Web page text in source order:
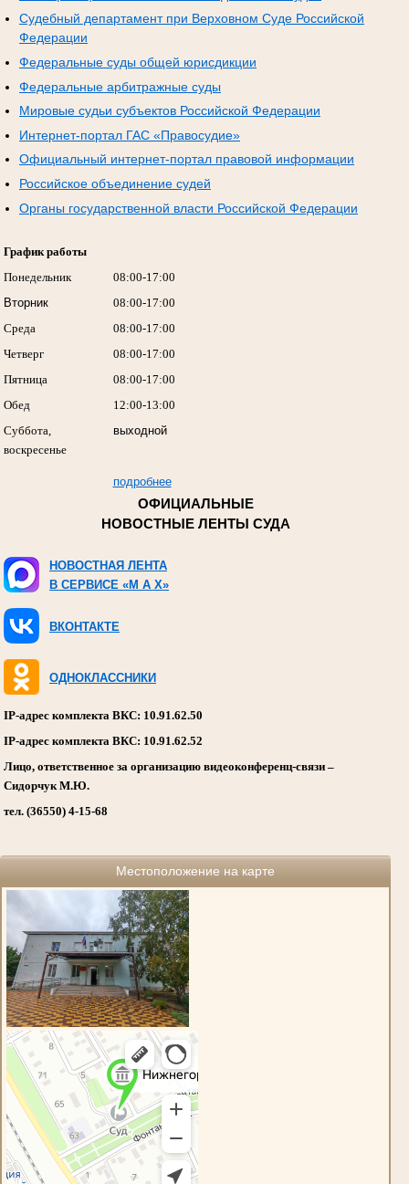
Судебный департамент при Верховном Суде Российской
Федерации
Федеральные суды общей юрисдикции
Федеральные арбитражные суды
Мировые судьи субъектов Российской Федерации
Интернет-портал ГАС «Правосудие»
Официальный интернет-портал правовой информации
Российское объединение судей
Органы государственной власти Российской Федерации
График работы
Понедельник
08:00-17:00
Вторник
08:00-17:00
Среда
08:00-17:00
Четверг
08:00-17:00
Пятница
08:00-17:00
Обед
12:00-13:00
Суббота,
воскресенье
выходной
подробнее
ОФИЦИАЛЬНЫЕ
НОВОСТНЫЕ ЛЕНТЫ СУДА
НОВОСТНАЯ ЛЕНТА
В СЕРВИСЕ «M A X»
ВКОНТАКТЕ
ОДНОКЛАССНИКИ
IP-адрес комплекта ВКС: 10.91.62.50
IP-адрес комплекта ВКС: 10.91.62.52
Лицо, ответственное за организацию видеоконференц-связи –
Сидорчук М.Ю.
тел. (36550) 4-15-68
Местоположение на карте